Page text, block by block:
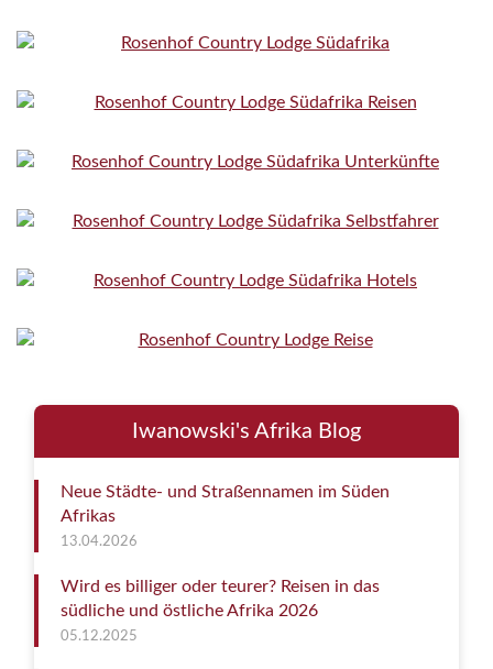
Iwanowski's Afrika Blog
Neue Städte- und Straßennamen im Süden
Afrikas
13.04.2026
Wird es billiger oder teurer? Reisen in das
südliche und östliche Afrika 2026
05.12.2025